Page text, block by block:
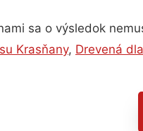
sa o výsledok
Krasňany, Drevená